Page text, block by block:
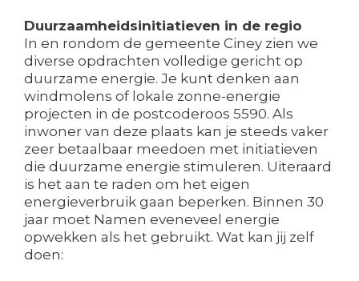
Duurzaamheidsinitiatieven in de regio
In en rondom de gemeente Ciney zien we
diverse opdrachten volledige gericht op
duurzame energie. Je kunt denken aan
windmolens of lokale zonne-energie
projecten in de postcoderoos 5590. Als
inwoner van deze plaats kan je steeds vaker
zeer betaalbaar meedoen met initiatieven
die duurzame energie stimuleren. Uiteraard
is het aan te raden om het eigen
energieverbruik gaan beperken. Binnen 30
jaar moet Namen eveneveel energie
opwekken als het gebruikt. Wat kan jij zelf
doen: